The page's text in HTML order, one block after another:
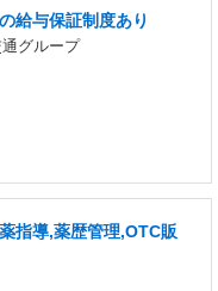
給与保証制度あり
グループ
指導,薬歴管理,OTC販